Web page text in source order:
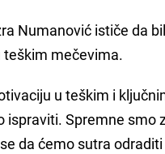
Numanović ističe da
teškim mečevima.
u teškim i
ispraviti. Spremne
da ćemo sutra